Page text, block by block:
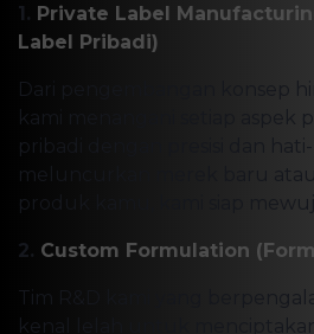
1. Private Label
Label Pribadi)
Dari pengembangan konsep
kami menangani setiap aspek
pribadi dengan presisi dan
meluncurkan merek baru
produk kamu, kami siap
2. Custom Formulation
Tim R&D kami yang
kenal lelah untuk